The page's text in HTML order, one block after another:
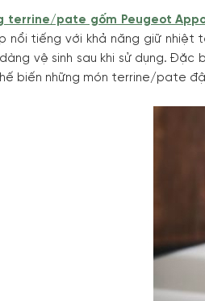
terrine/pate gốm Peugeot
nổi tiếng với khả năng giữ nhiệt
vệ sinh sau khi sử dụng.
biến những món terrine/pate